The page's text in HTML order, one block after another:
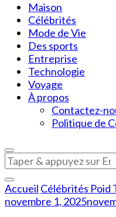
Maison
Célébrités
Mode de Vie
Des sports
Entreprise
Technologie
Voyage
À propos
Contactez-
Politique de
Vous
recherchiez
quelque
chose
?
Accueil Célébrités Poid
novembre 1, 2025